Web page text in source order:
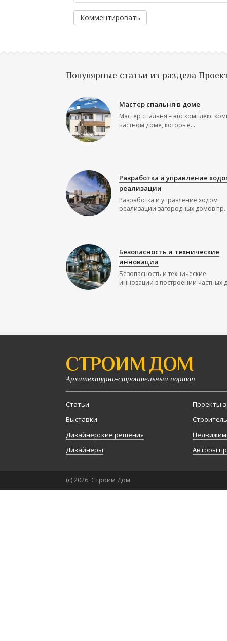
Комментировать
Популярные статьи из раздела
Мастер спальня в доме
Мастер спальня – это комплекс
частном доме, которые...
Разработка и управление
реализации
Разработка и управление ходом
реализации загородных домов
Безопасность и технические
инновации
Безопасность и технические
инновации в построении частных
СТРОИМ ДОМ
Архитектурно-строительный портал
Статьи
Выставки
Дизайнерские решения
Дизайнеры
Проекты
Авторы
(с) 2026. Строим Дом